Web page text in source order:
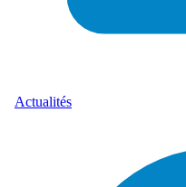
Actualités